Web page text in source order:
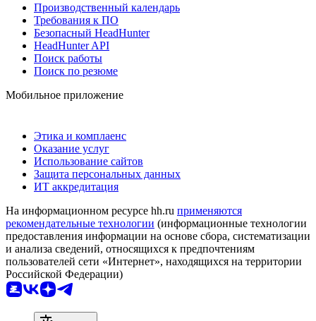
Производственный календарь
Требования к ПО
Безопасный HeadHunter
HeadHunter API
Поиск работы
Поиск по резюме
Мобильное приложение
Этика и комплаенс
Оказание услуг
Использование сайтов
Защита персональных данных
ИТ аккредитация
На информационном ресурсе hh.ru применяются
рекомендательные технологии (информационные технологии
предоставления информации на основе сбора, систематизации
и анализа сведений, относящихся к предпочтениям
пользователей сети «Интернет», находящихся на территории
Российской Федерации)